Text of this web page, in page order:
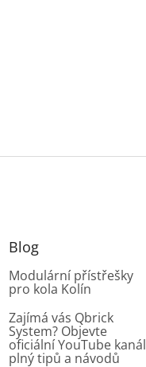
Blog
Modulární přístřešky
pro kola Kolín
Zajímá vás Qbrick
System? Objevte
oficiální YouTube kanál
plný tipů a návodů